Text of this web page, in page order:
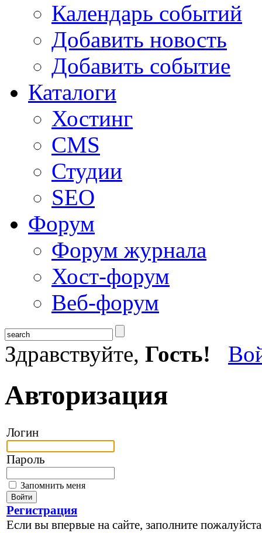
Календарь событий
Добавить новость
Добавить событие
Каталоги
Хостинг
CMS
Студии
SEO
Форум
Форум журнала
Хост-форум
Веб-форум
Здравствуйте, Гость!
Авторизация
Логин
Пароль
Запомнить меня
Регистрация
Если вы впервые на сайте, заполните пожалуйста